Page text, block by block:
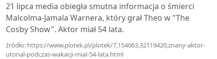
21 lipca media obiegła smutna informacja o śmierci
Malcolma-Jamala Warnera, który grał Theo w "The
Cosby Show". Aktor miał 54 lata.
źródło: https://www.plotek.pl/plotek/7,154063,32119420,znany-aktor-
utonal-podczas-wakacji-mial-54-lata.html